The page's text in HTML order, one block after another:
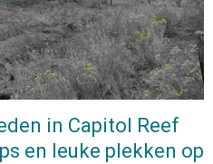
in Capitol Reef
en leuke plekken op